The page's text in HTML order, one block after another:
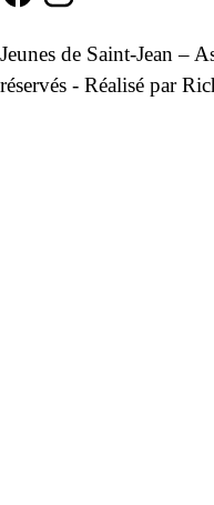
Jeunes de Saint-Jean –
réservés - Réalisé par